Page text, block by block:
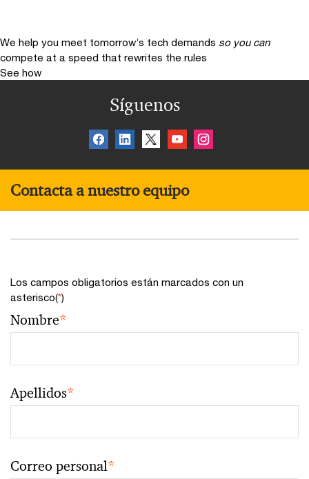
We help you meet tomorrow’s tech demands so you can
compete at a speed that rewrites the rules
See how
Síguenos
Contacta a nuestro equipo
Los campos obligatorios están marcados con un
asterisco(*)
Nombre*
Apellidos*
Correo personal*